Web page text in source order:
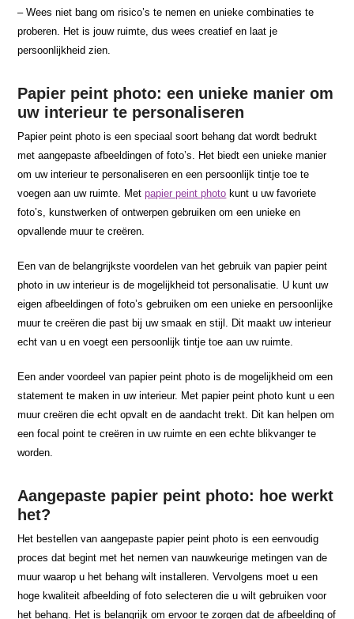
– Wees niet bang om risico’s te nemen en unieke combinaties te
proberen. Het is jouw ruimte, dus wees creatief en laat je
persoonlijkheid zien.
Papier peint photo: een unieke manier om
uw interieur te personaliseren
Papier peint photo is een speciaal soort behang dat wordt bedrukt
met aangepaste afbeeldingen of foto’s. Het biedt een unieke manier
om uw interieur te personaliseren en een persoonlijk tintje toe te
voegen aan uw ruimte. Metpapier peint photo kunt u uw favoriete
foto’s, kunstwerken of ontwerpen gebruiken om een unieke en
opvallende muur te creëren.
Een van de belangrijkste voordelen van het gebruik van papier peint
photo in uw interieur is de mogelijkheid tot personalisatie. U kunt uw
eigen afbeeldingen of foto’s gebruiken om een unieke en persoonlijke
muur te creëren die past bij uw smaak en stijl. Dit maakt uw interieur
echt van u en voegt een persoonlijk tintje toe aan uw ruimte.
Een ander voordeel van papier peint photo is de mogelijkheid om een
statement te maken in uw interieur. Met papier peint photo kunt u een
muur creëren die echt opvalt en de aandacht trekt. Dit kan helpen om
een focal point te creëren in uw ruimte en een echte blikvanger te
worden.
Aangepaste papier peint photo: hoe werkt
het?
Het bestellen van aangepaste papier peint photo is een eenvoudig
proces dat begint met het nemen van nauwkeurige metingen van de
muur waarop u het behang wilt installeren. Vervolgens moet u een
hoge kwaliteit afbeelding of foto selecteren die u wilt gebruiken voor
het behang. Het is belangrijk om ervoor te zorgen dat de afbeelding of